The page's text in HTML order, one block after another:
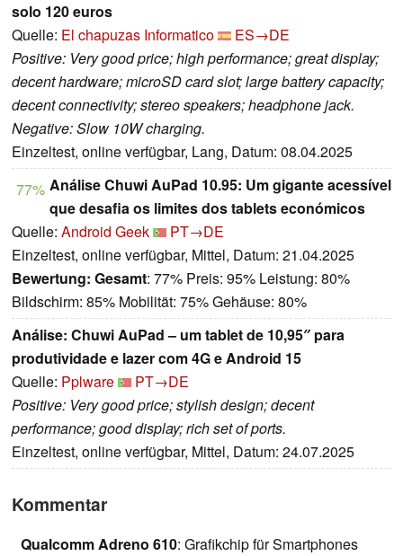
solo 120 euros
Quelle: El chapuzas Informatico
ES→DE
Positive: Very good price; high performance; great display;
decent hardware; microSD card slot; large battery capacity;
decent connectivity; stereo speakers; headphone jack.
Negative: Slow 10W charging.
Einzeltest, online verfügbar, Lang, Datum: 08.04.2025
77% Análise Chuwi AuPad 10.95: Um gigante acessível
que desafia os limites dos tablets económicos
Quelle: Android Geek
PT→DE
Einzeltest, online verfügbar, Mittel, Datum: 21.04.2025
Bewertung: Gesamt: 77% Preis: 95% Leistung: 80%
Bildschirm: 85% Mobilität: 75% Gehäuse: 80%
Análise: Chuwi AuPad – um tablet de 10,95″ para
produtividade e lazer com 4G e Android 15
Quelle: Pplware
PT→DE
Positive: Very good price; stylish design; decent
performance; good display; rich set of ports.
Einzeltest, online verfügbar, Mittel, Datum: 24.07.2025
Kommentar
Qualcomm Adreno 610: Grafikchip für Smartphones